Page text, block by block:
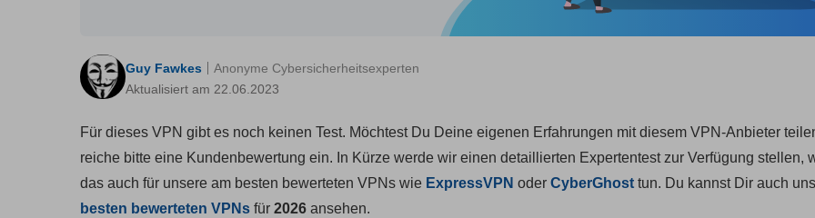
Guy Fawkes
Aktualisiert am 22.06.2023
Anonyme Cybersicherheitsexperten
Für dieses VPN gibt es noch keinen Test. Möchtest Du Deine eigenen Erfahrungen mit diesem VPN-Anbieter
reiche bitte eine Kundenbewertung ein. In Kürze werde wir einen detaillierten Expertentest zur Verfügung stellen,
das auch für unsere am besten bewerteten VPNs wie ExpressVPN oder CyberGhost tun. Du kannst Dir auch
besten bewerteten VPNs für 2026 ansehen.